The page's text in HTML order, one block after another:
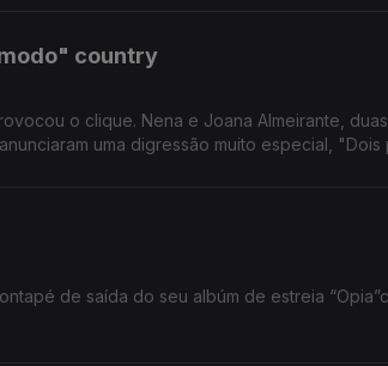
country
o clique. Nena e Joana Almeirante,
uma digressão muito especial,
de saída do seu albúm de estreia